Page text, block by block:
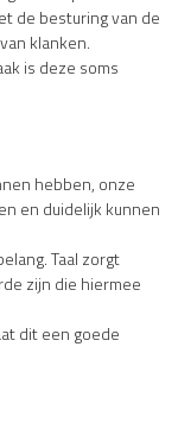
de besturing van de
klanken.
is deze soms
hebben, onze
en duidelijk kunnen
Taal zorgt
zijn die hiermee
dit een goede